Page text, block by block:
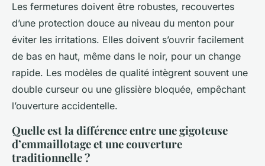
Les fermetures doivent être robustes, recouvertes
d’une protection douce au niveau du menton pour
éviter les irritations. Elles doivent s’ouvrir facilement
de bas en haut, même dans le noir, pour un change
rapide. Les modèles de qualité intègrent souvent une
double curseur ou une glissière bloquée, empêchant
l’ouverture accidentelle.
Quelle est la différence entre une gigoteuse
d’emmaillotage et une couverture
traditionnelle ?